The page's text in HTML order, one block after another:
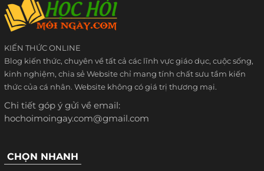
KIẾN THỨC ONLINE
Blog kiến thức, chuyên về tất cả các lĩnh vực giáo dục, cuộc sống,
kinh nghiệm, chia sẻ Website chỉ mang tính chất sưu tầm kiến
thức của cá nhân. Website không có giá trị thương mại.
Chi tiết góp ý gửi về email:
hochoimoingay.com@gmail.com
CHỌN NHANH